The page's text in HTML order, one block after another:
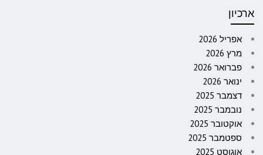
ארכיון
אפריל 2026
מרץ 2026
פברואר 2026
ינואר 2026
דצמבר 2025
נובמבר 2025
אוקטובר 2025
ספטמבר 2025
אוגוסט 2025